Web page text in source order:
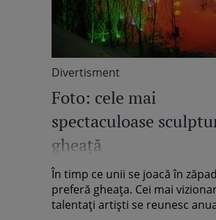
Divertisment
Foto: cele mai
spectaculoase
gheaţă
În timp ce unii se joacă în
preferă gheaţa. Cei mai
talentaţi artişti se reunesc